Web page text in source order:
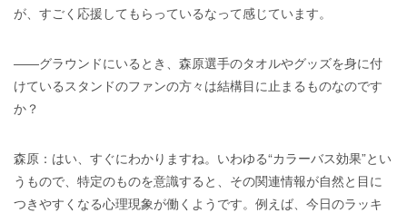
が、すごく応援してもらっているなって感じています。
――グラウンドにいるとき、森原選手のタオルやグッズを身に付
けているスタンドのファンの方々は結構目に止まるものなのです
か？
森原：はい、すぐにわかりますね。いわゆる“カラーバス効果”とい
うもので、特定のものを意識すると、その関連情報が自然と目に
つきやすくなる心理現象が働くようです。例えば、今日のラッキ